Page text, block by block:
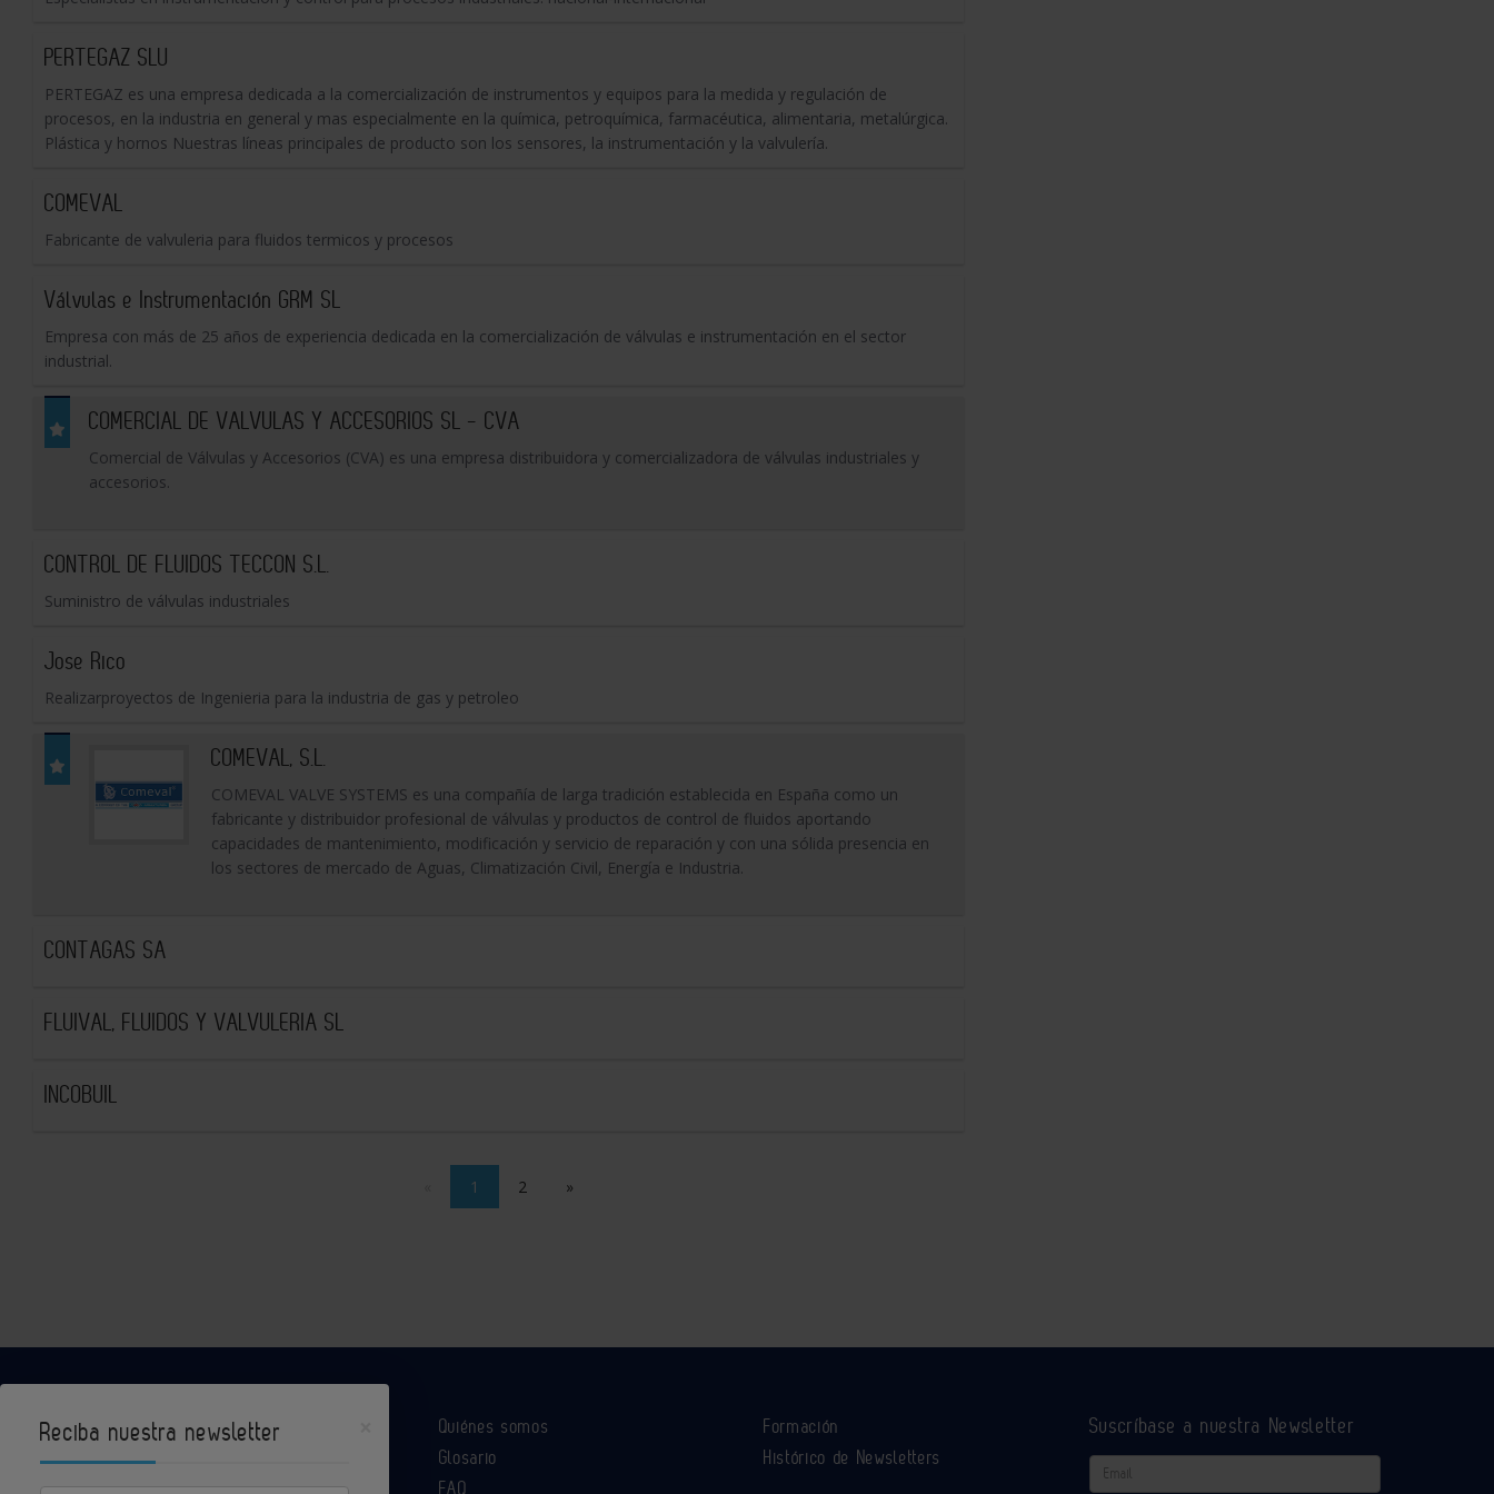
PERTEGAZ SLU
PERTEGAZ es una empresa dedicada a la comercialización de instrumentos y equipos para la medida y regulación de
procesos, en la industria en general y mas especialmente en la química, petroquímica, farmacéutica, alimentaria, metalúrgica.
Plástica y hornos Nuestras líneas principales de producto son los sensores, la instrumentación y la valvulería.
COMEVAL
Fabricante de valvuleria para fluidos termicos y procesos
Válvulas e Instrumentación GRM SL
Empresa con más de 25 años de experiencia dedicada en la comercialización de válvulas e instrumentación en el sector
industrial.
COMERCIAL DE VALVULAS Y ACCESORIOS SL - CVA
Comercial de Válvulas y Accesorios (CVA) es una empresa distribuidora y comercializadora de válvulas industriales y
accesorios.
CONTROL DE FLUIDOS TECCON S.L.
Suministro de válvulas industriales
Jose Rico
Realizarproyectos de Ingenieria para la industria de gas y petroleo
COMEVAL, S.L.
COMEVAL VALVE SYSTEMS es una compañía de larga tradición establecida en España como un
fabricante y distribuidor profesional de válvulas y productos de control de fluidos aportando
capacidades de mantenimiento, modificación y servicio de reparación y con una sólida presencia en
los sectores de mercado de Aguas, Climatización Civil, Energía e Industria.
CONTAGAS SA
FLUIVAL, FLUIDOS Y VALVULERIA SL
INCOBUIL
1 2 »
Quiénes somos
Glosario
FAQ
Formación
Histórico de Newsletters
Suscríbase a nuestra Newsletter
Email
Reciba nuestra newsletter